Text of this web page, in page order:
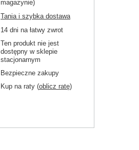
magazynie)
Tania i szybka dostawa
14 dni na łatwy zwrot
Ten produkt nie jest
dostępny w sklepie
stacjonarnym
Bezpieczne zakupy
Kup na raty (oblicz ratę)